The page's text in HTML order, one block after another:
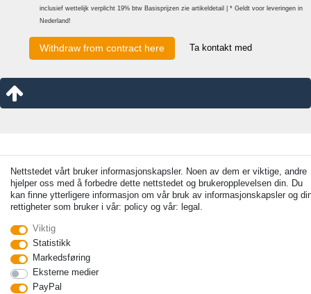
inclusief wettelijk verplicht 19% btw Basisprijzen zie artikeldetail | * Geldt voor leveringen in
Nederland!
Withdraw from contract here Ta kontakt med
Nettstedet vårt bruker informasjonskapsler. Noen av dem er viktige, andre
hjelper oss med å forbedre dette nettstedet og brukeropplevelsen din. Du
kan finne ytterligere informasjon om vår bruk av informasjonskapsler og
rettigheter som bruker i vår: policy og vår: legal.
Viktig
Statistikk
Markedsføring
Eksterne medier
PayPal